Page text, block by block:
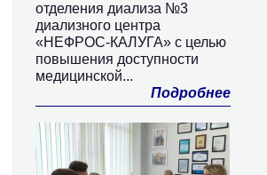
отделения диализа №3
диализного центра
«НЕФРОС-КАЛУГА» с целью
повышения доступности
медицинской...
Подробнее